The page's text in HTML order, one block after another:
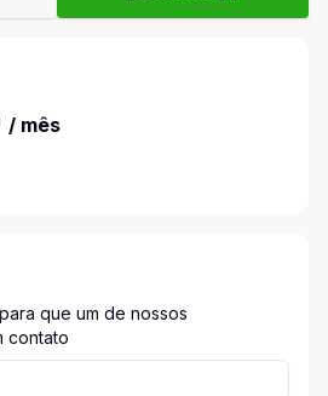
/ mês
que um de nossos
contato